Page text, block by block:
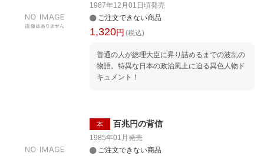
1987年12月01日頃発売
ご注文できない商品
1,320円 (税込)
普通の人が総理大臣に昇り詰めるまでの波乱の
物語。特異な日本の政治風土に迫る異色人物ド
キュメント！
本 百兆円の背信
1985年01月 発売
ご注文できない商品